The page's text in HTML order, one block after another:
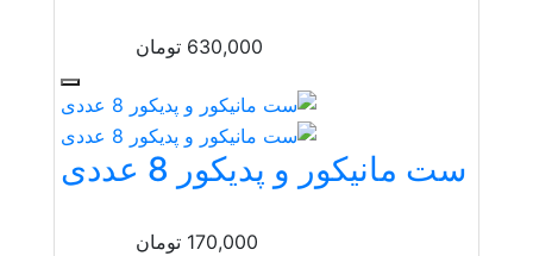
630,000 تومان
ست مانیکور و پدیکور 8 عددی
170,000 تومان